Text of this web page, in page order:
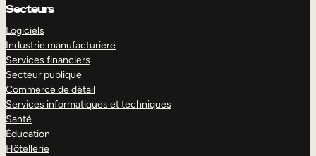
Secteurs
Logiciels
Industrie manufacturiere
Services financiers
Secteur publique
Commerce de détail
Services informatiques et techniques
Santé
Éducation
Hôtellerie